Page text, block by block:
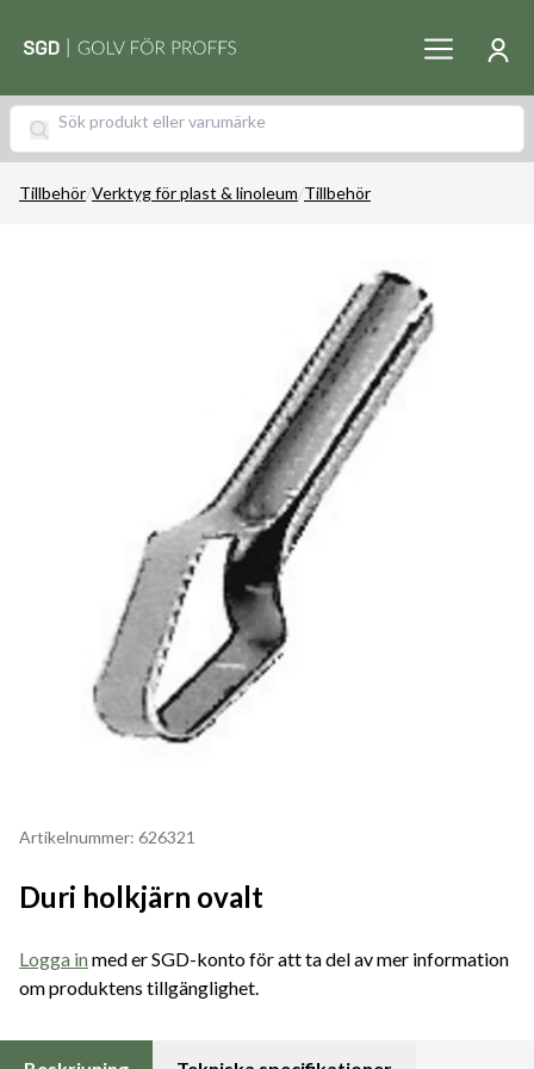
Tillbehör/Verktyg för plast & linoleum/Tillbehör
Artikelnummer: 626321
Duri holkjärn ovalt
Logga inmed er SGD-konto för att ta del av mer information
om produktens tillgänglighet.